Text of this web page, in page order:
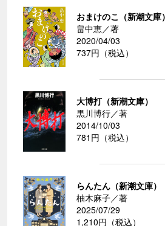
おまけのこ（新潮文庫）
畠中恵／著
2020/04/03
737円（税込）
大博打（新潮文庫）
黒川博行／著
2014/10/03
781円（税込）
らんたん（新潮文庫）
柚木麻子／著
2025/07/29
1,210円（税込）